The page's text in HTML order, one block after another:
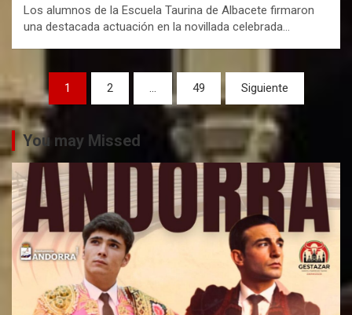
Los alumnos de la Escuela Taurina de Albacete firmaron
una destacada actuación en la novillada celebrada…
P
a
g
i
n
a
c
i
1 2 … 49 Siguiente
You may Missed